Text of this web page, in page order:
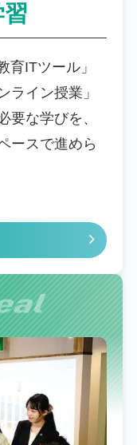
育ITツール」
ライン授業」
要な学びを、
ースで進めら